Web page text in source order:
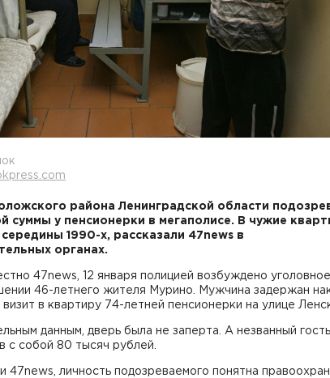
района Ленинградской области
суммы у пенсионерки в мегаполисе. В чужие
1990-х, рассказали 47news в
органах.
47news, 12 января полицией возбуждено
46-летнего жителя Мурино. Мужчина задержан
в квартиру 74-летней пенсионерки на улице
данным, дверь была не заперта. А незванный гость
с собой 80 тысяч рублей.
47news, личность подозреваемого понятна